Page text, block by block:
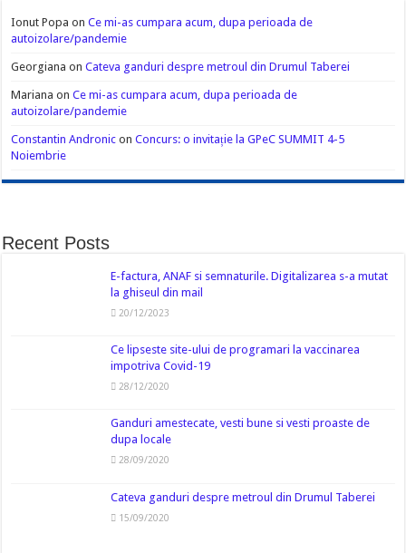
Ionut Popa onCe mi-as cumpara acum, dupa perioada de
autoizolare/pandemie
Georgiana onCateva ganduri despre metroul din Drumul Taberei
Mariana onCe mi-as cumpara acum, dupa perioada de
autoizolare/pandemie
Constantin Andronic onConcurs: o invitație la GPeC SUMMIT 4-5
Noiembrie
Recent Posts
E-factura, ANAF si semnaturile. Digitalizarea s-a mutat
la ghiseul din mail
20/12/2023
Ce lipseste site-ului de programari la vaccinarea
impotriva Covid-19
28/12/2020
Ganduri amestecate, vesti bune si vesti proaste de
dupa locale
28/09/2020
Cateva ganduri despre metroul din Drumul Taberei
15/09/2020